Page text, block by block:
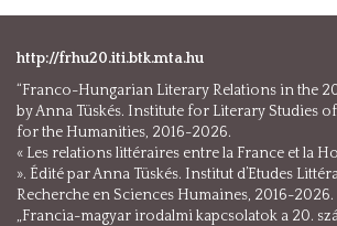
http://frhu20.iti.btk.mta.hu
“Franco-Hungarian Literary Relations in the
by Anna Tüskés. Institute for Literary Studies
for the Humanities, 2016-2026.
« Les relations littéraires entre la France et la
». Édité par Anna Tüskés. Institut d’Etudes
Recherche en Sciences Humaines, 2016-2026.
„Francia-magyar irodalmi kapcsolatok a 20.